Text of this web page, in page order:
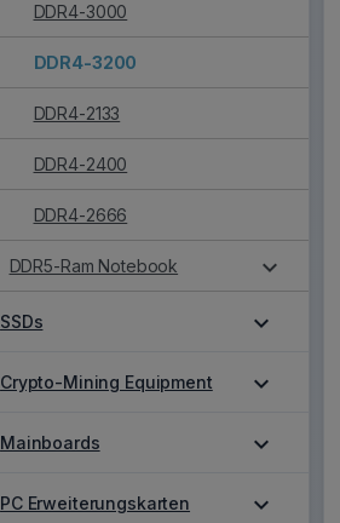
DDR4-3000
DDR4-3200
DDR4-2133
DDR4-2400
DDR4-2666
DDR5-Ram Notebook expand_more
SSDs expand_more
Crypto-Mining Equipment expand_more
Mainboards expand_more
PC Erweiterungskarten expand_more